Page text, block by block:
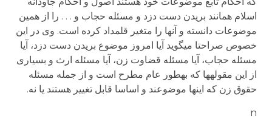
اسلام همانند بریدن دست دزد و مسئله حجاب و . . . را از همین
موضوعات دانسته و آنها را متغیر قلمداد کرده است. وی در این
خصوص صراحتا می­گوید آیا امروز موضوع بریدن دست دزد، آیا
مسئله حجاب، آیا مسئله قضاوت زن، آیا مسئله ارث و بسیاری
از این مقوله­ها که به­طور عام مطرح است و از جمله مسئله
حقوق زن که اینها موضوعند و اساسا قابل تغییر هستند یا نه.
n